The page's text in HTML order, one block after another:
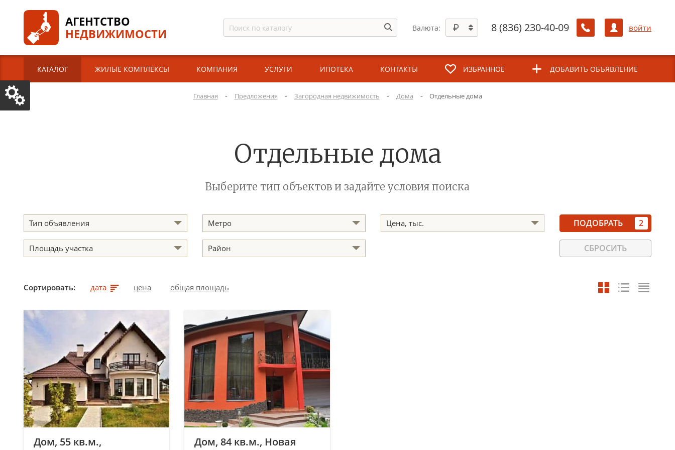
АГЕНТСТВО
НЕДВИЖИМОСТИ
Валюта: 8 (836) 230-40-09 войти
КАТАЛОГ ЖИЛЫЕ КОМПЛЕКСЫ КОМПАНИЯ УСЛУГИ ИПОТЕКА КОНТАКТЫ ИЗБРАННОЕ ДОБАВИТЬ ОБЪЯВЛЕНИЕ
Главная - Предложения - Загородная недвижимость - Дома - Отдельные дома
Отдельные дома
Выберите тип объектов и задайте условия поиска
Тип объявления Метро Цена, тыс.
Площадь участка Район
ПОДОБРАТЬ 2
СБРОСИТЬ
Сортировать: дата цена общая площадь
Дом, 55 кв.м.,
Дом, 84 кв.м., Новая